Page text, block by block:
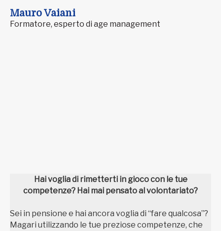
Mauro Vaiani
Formatore, esperto di age management
Hai voglia di rimetterti in gioco con le tue
competenze? Hai mai pensato al volontariato?
Sei in pensione e hai ancora voglia di “fare qualcosa”?
Magari utilizzando le tue preziose competenze, che